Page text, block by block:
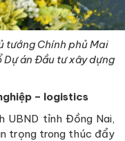
tướng Chính phủ Mai
án Đầu tư xây dựng
– logistics
UBND tỉnh Đồng Nai,
trọng trong thúc đẩy